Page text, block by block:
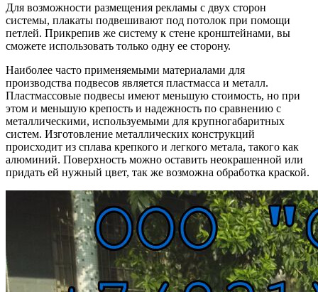
Для возможности размещения рекламы с двух сторон
системы, плакаты подвешивают под потолок при помощи
петлей. Прикрепив же систему к стене кронштейнами, вы
сможете использовать только одну ее сторону.
Наиболее часто применяемыми материалами для
производства подвесов является пластмасса и металл.
Пластмассовые подвесы имеют меньшую стоимость, но при
этом и меньшую крепость и надежность по сравнению с
металлическими, используемыми для крупногабаритных
систем. Изготовление металлических конструкций
происходит из сплава крепкого и легкого метала, такого как
алюминий. Поверхность можно оставить неокрашенной или
придать ей нужный цвет, так же возможна обработка краской.